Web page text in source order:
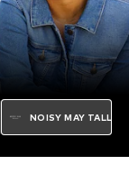
NOISY MAY TALL